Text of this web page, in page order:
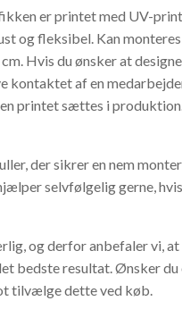
er printet med UV-
og fleksibel. Kan monteres
Hvis du ønsker at
af en
printet sættes i
der sikrer en nem
selvfølgelig gerne,
og derfor anbefaler vi, at
bedste resultat. Ønsker
tilvælge dette ved køb.